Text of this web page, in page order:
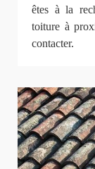
êtes à la
toiture à
contacter.